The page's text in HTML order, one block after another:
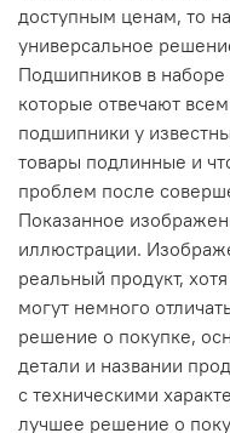
доступным ценам, то
универсальное
Подшипников в наборе
которые отвечают
подшипники у
товары подлинные и
проблем после
Показанное
иллюстрации.
реальный продукт,
могут немного
решение о покупке,
детали и названии
с техническими
лучшее решение о